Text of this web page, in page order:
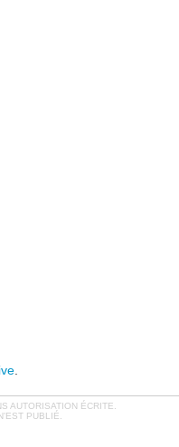
.
AUTORISATION ÉCRITE.
PUBLIÉ.